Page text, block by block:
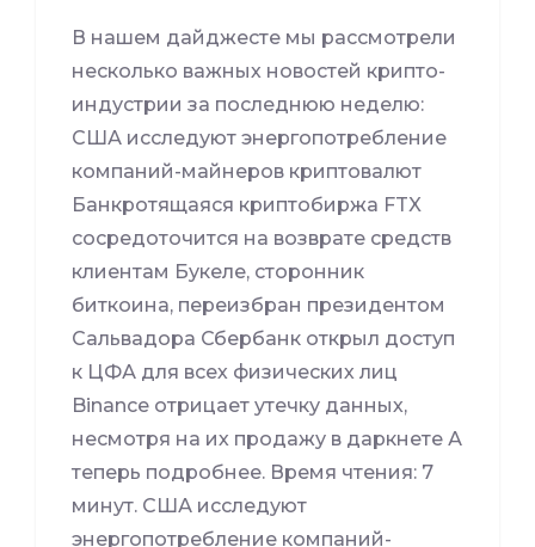
В нашем дайджесте мы рассмотрели
несколько важных новостей крипто-
индустрии за последнюю неделю:
США исследуют энергопотребление
компаний-майнеров криптовалют
Банкротящаяся криптобиржа FTX
сосредоточится на возврате средств
клиентам Букеле, сторонник
биткоина, переизбран президентом
Сальвадора Сбербанк открыл доступ
к ЦФА для всех физических лиц
Binance отрицает утечку данных,
несмотря на их продажу в даркнете А
теперь подробнее. Время чтения: 7
минут. США исследуют
энергопотребление компаний-